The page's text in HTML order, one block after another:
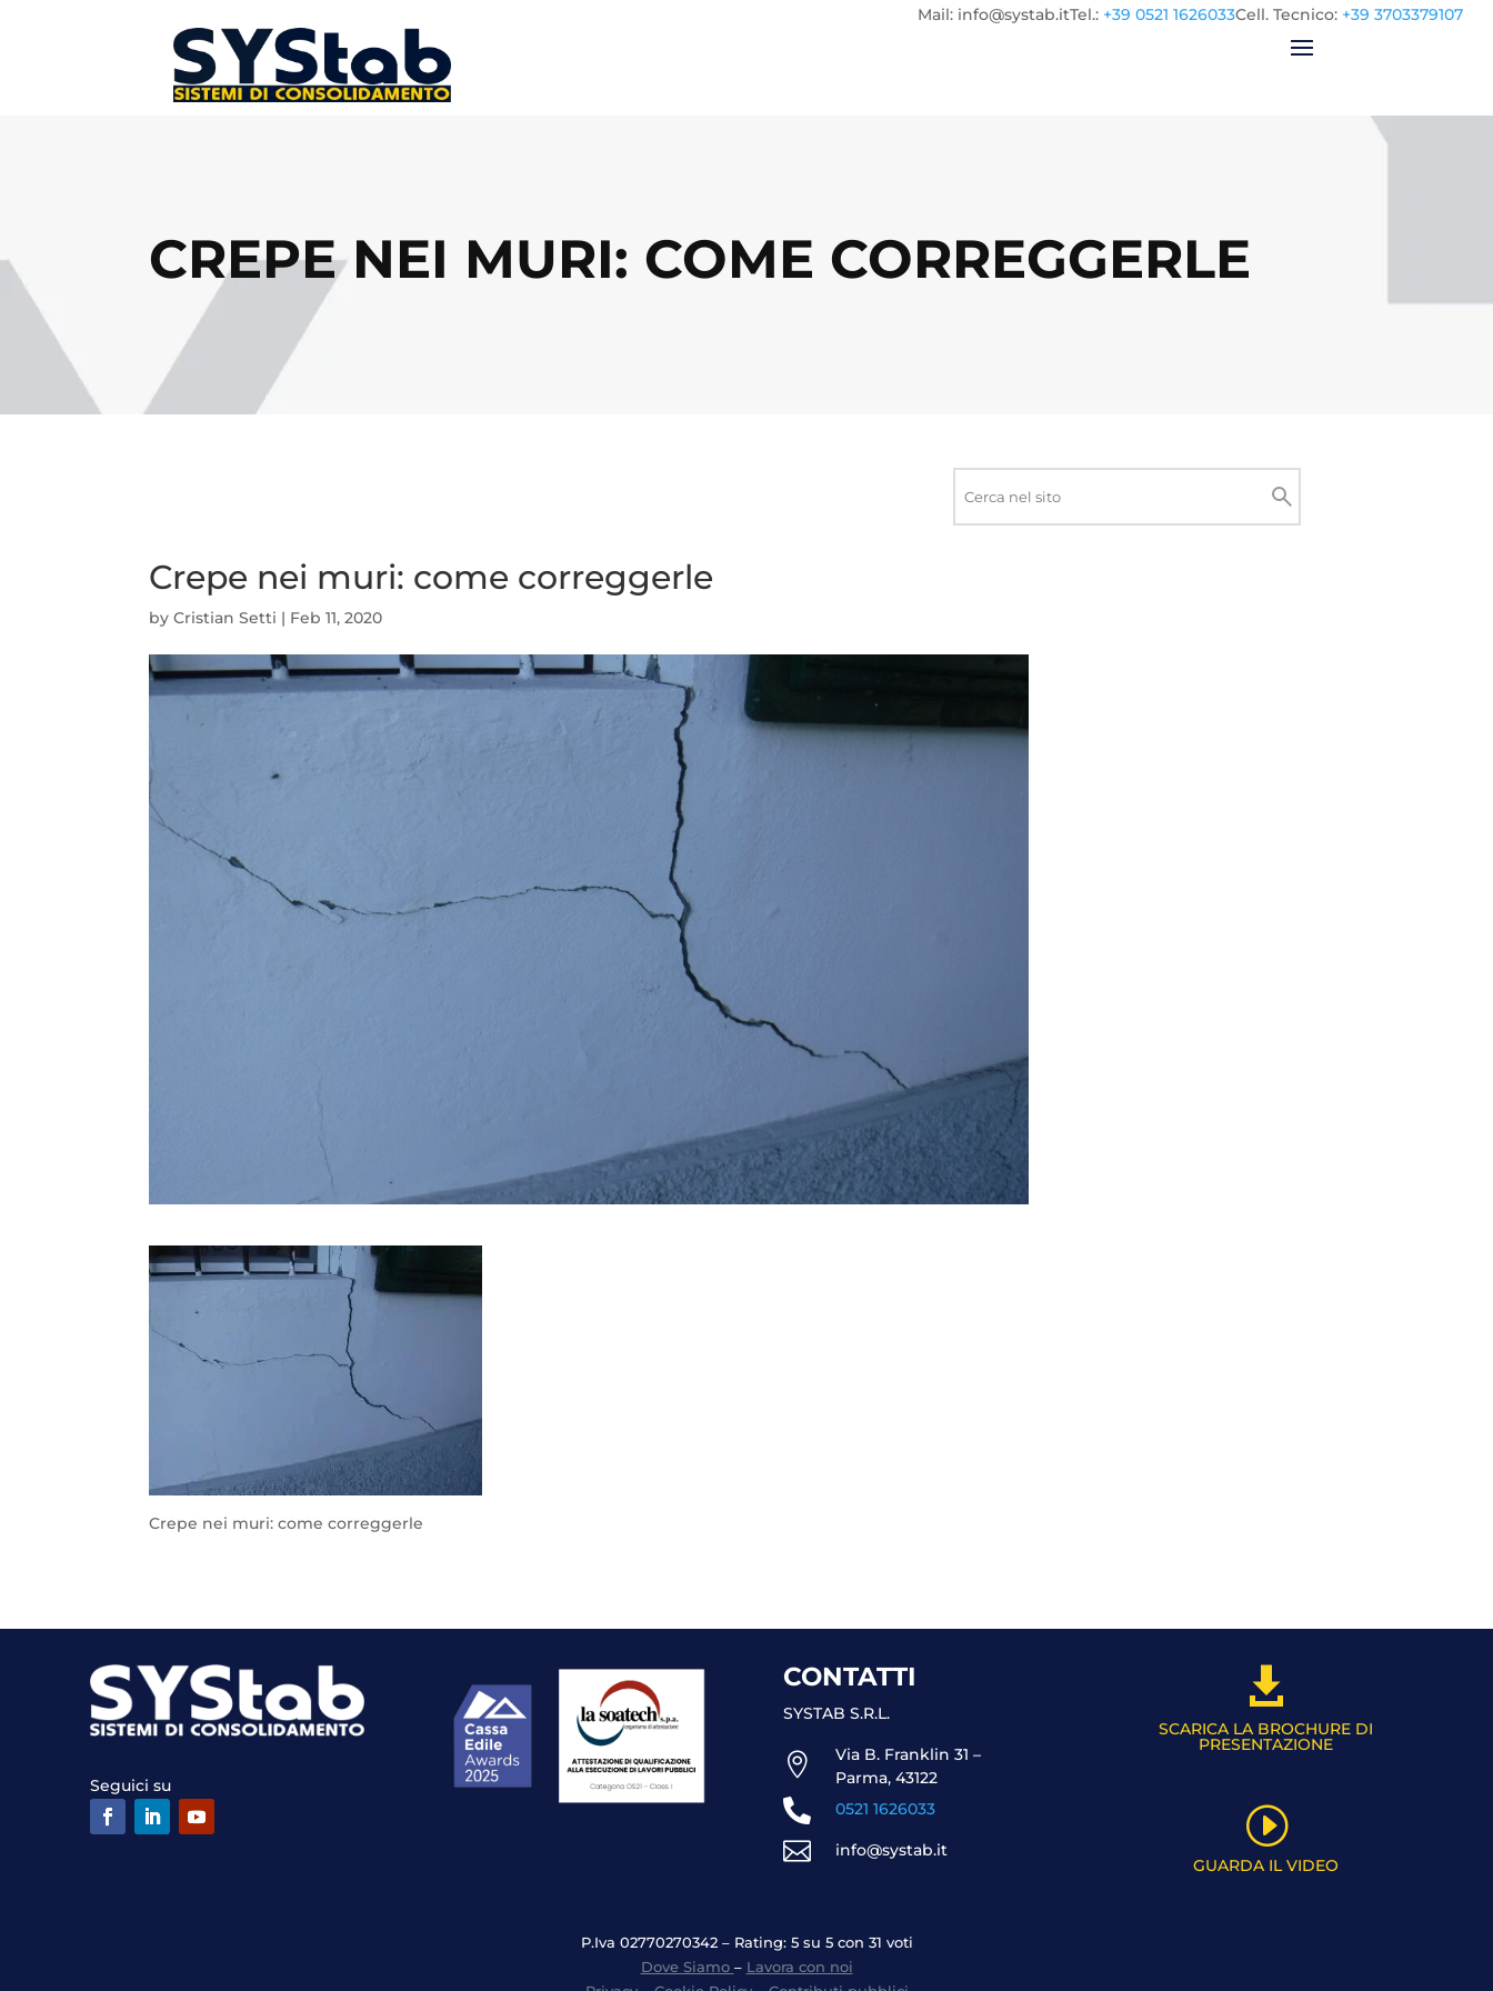
Cell. Tecnico: +39 3703379107
Tel.: +39 0521 1626033
Mail: info@systab.it
CREPE NEI MURI: COME CORREGGERLE
Cerca
Crepe nei muri: come correggerle
byCristian Setti | Feb 11, 2020
Crepe nei muri: come correggerle
Seguici su
CONTATTI
SYSTAB S.R.L.

Via B. Franklin 31 –
Parma, 43122
 0521 1626033
 info@systab.it

SCARICA LA BROCHURE DI
PRESENTAZIONE
I
GUARDA IL VIDEO
P.Iva 02770270342 – Rating: 5 su 5 con 31 voti
Dove Siamo – Lavora con noi